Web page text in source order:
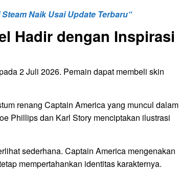
Naik Usai Update Terbaru“
Hadir dengan Inspirasi
2 Juli 2026. Pemain dapat membeli skin
renang Captain America yang muncul dalam
Phillips dan Karl Story menciptakan ilustrasi
sederhana. Captain America mengenakan
mempertahankan identitas karakternya.